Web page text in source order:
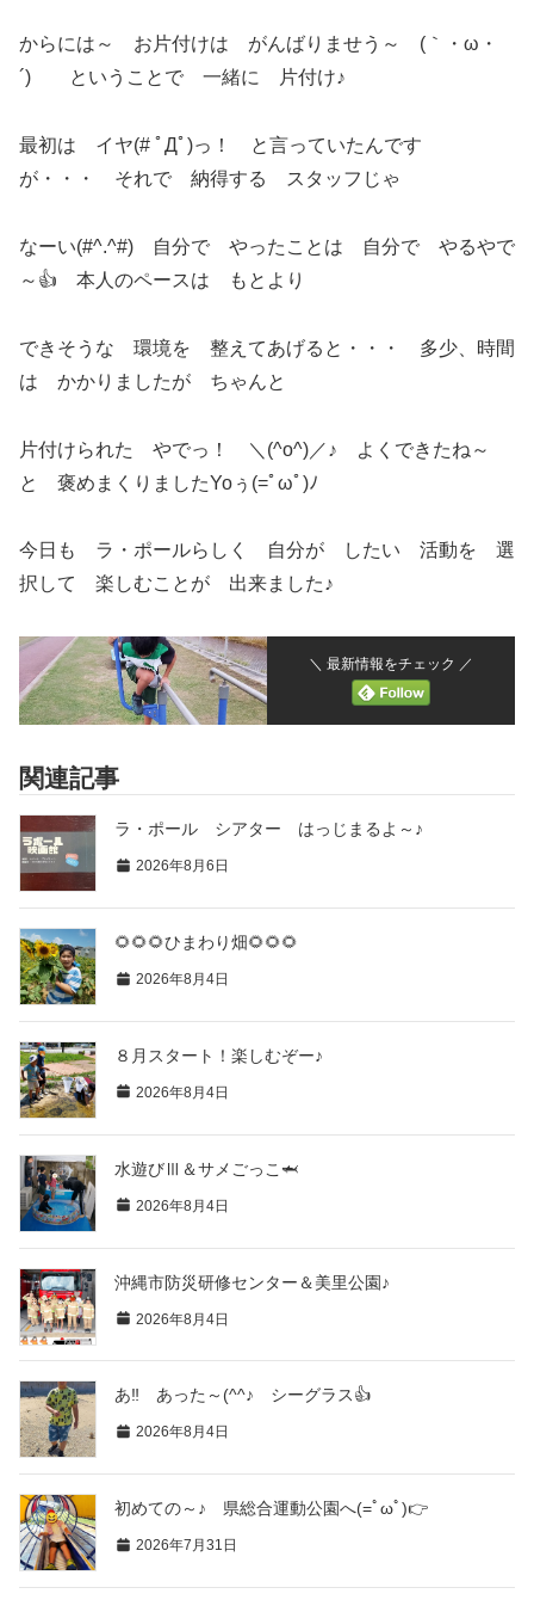
からには～ お片付けは がんばりませう～ (｀・ω・
´)ゞ ということで 一緒に 片付け♪
最初は イヤ(# ﾟДﾟ)っ！ と言っていたんです
が・・・ それで 納得する スタッフじゃ
なーい(#^.^#) 自分で やったことは 自分で やるやで
～👍 本人のペースは もとより
できそうな 環境を 整えてあげると・・・ 多少、時間
は かかりましたが ちゃんと
片付けられた やでっ！ ＼(^o^)／♪ よくできたね～
と 褒めまくりましたYoぅ(=ﾟωﾟ)ﾉ
今日も ラ・ポールらしく 自分が したい 活動を 選
択して 楽しむことが 出来ました♪
＼ 最新情報をチェック ／
関連記事
ラ・ポール シアター はっじまるよ～♪
2026年8月6日
🌻🌻🌻ひまわり畑🌻🌻🌻
2026年8月4日
８月スタート！楽しむぞー♪
2026年8月4日
水遊びⅢ＆サメごっこ🦈
2026年8月4日
沖縄市防災研修センター＆美里公園♪
2026年8月4日
あ‼ あった～(^^♪ シーグラス👍
2026年8月4日
初めての～♪ 県総合運動公園へ(=ﾟωﾟ)👉
2026年7月31日